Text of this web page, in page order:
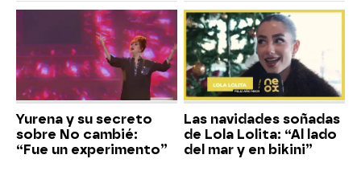
Yurena y su secreto
sobre No cambié:
“Fue un experimento”
Las navidades soñadas
de Lola Lolita: “Al lado
del mar y en bikini”